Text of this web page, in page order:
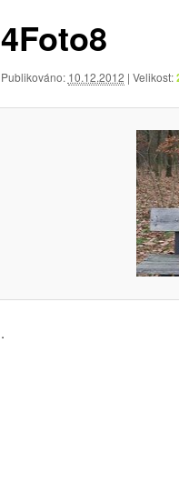
4Foto8
Publikováno: 10.12.2012 | Velikost:
.